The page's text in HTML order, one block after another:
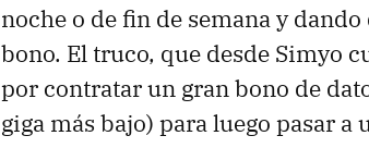
noche o de fin de semana y
bono. El truco, que desde Simyo
por contratar un gran bono de
giga más bajo) para luego pasar a